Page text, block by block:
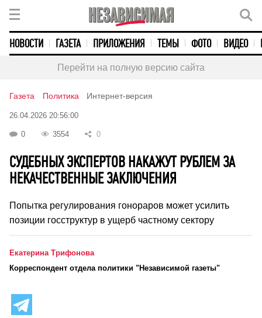
НОВОСТИ ГАЗЕТА ПРИЛОЖЕНИЯ ТЕМЫ ФОТО ВИДЕО
Перейти на полную версию сайта
Газета Политика Интернет-версия
26.04.2026 20:56:00
0 3554 0
СУДЕБНЫХ ЭКСПЕРТОВ НАКАЖУТ РУБЛЕМ ЗА
НЕКАЧЕСТВЕННЫЕ ЗАКЛЮЧЕНИЯ
Попытка регулирования гонораров может усилить
позиции госструктур в ущерб частному сектору
Екатерина Трифонова
Корреспондент отдела политики "Независимой газеты"